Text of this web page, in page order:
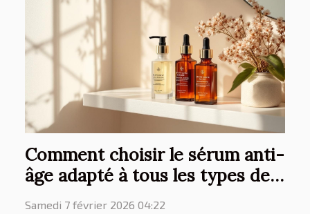
Comment choisir le sérum anti-
âge adapté à tous les types de
peau ?
Samedi 7 février 2026 04:22